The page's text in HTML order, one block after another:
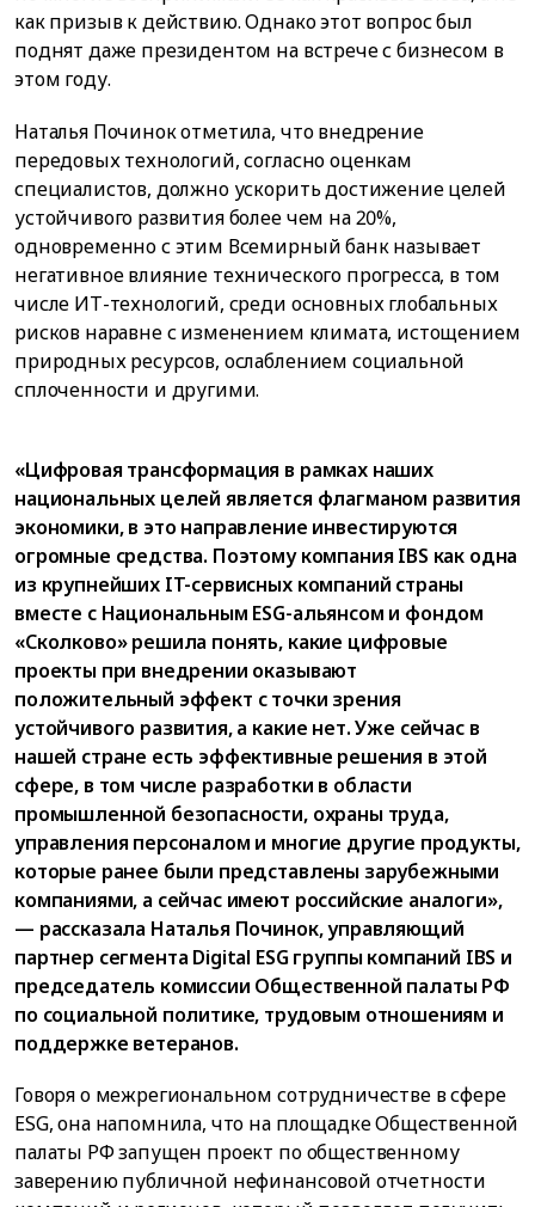
как призыв к действию. Однако этот вопрос был
поднят даже президентом на встрече с бизнесом в
этом году.
Наталья Починок отметила, что внедрение
передовых технологий, согласно оценкам
специалистов, должно ускорить достижение целей
устойчивого развития более чем на 20%,
одновременно с этим Всемирный банк называет
негативное влияние технического прогресса, в том
числе ИТ-технологий, среди основных глобальных
рисков наравне с изменением климата, истощением
природных ресурсов, ослаблением социальной
сплоченности и другими.
«Цифровая трансформация в рамках наших
национальных целей является флагманом развития
экономики, в это направление инвестируются
огромные средства. Поэтому компания IBS как одна
из крупнейших IT-сервисных компаний страны
вместе с Национальным ESG-альянсом и фондом
«Сколково» решила понять, какие цифровые
проекты при внедрении оказывают
положительный эффект с точки зрения
устойчивого развития, а какие нет. Уже сейчас в
нашей стране есть эффективные решения в этой
сфере, в том числе разработки в области
промышленной безопасности, охраны труда,
управления персоналом и многие другие продукты,
которые ранее были представлены зарубежными
компаниями, а сейчас имеют российские аналоги»,
— рассказала Наталья Починок, управляющий
партнер сегмента Digital ESG группы компаний IBS и
председатель комиссии Общественной палаты РФ
по социальной политике, трудовым отношениям и
поддержке ветеранов.
Говоря о межрегиональном сотрудничестве в сфере
ESG, она напомнила, что на площадке Общественной
палаты РФ запущен проект по общественному
заверению публичной нефинансовой отчетности